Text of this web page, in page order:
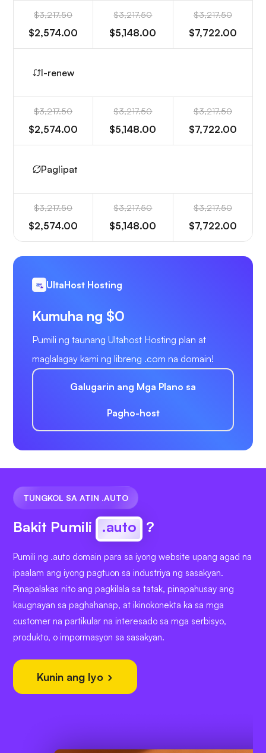
$3,217.50
$2,574.00
$3,217.50
$5,148.00
$3,217.50
$7,722.00
I-renew
$3,217.50
$2,574.00
$3,217.50
$5,148.00
$3,217.50
$7,722.00
Paglipat
$3,217.50
$2,574.00
$3,217.50
$5,148.00
$3,217.50
$7,722.00
UltaHost Hosting
Kumuha ng $0
Pumili ng taunang Ultahost Hosting plan at
maglalagay kami ng libreng .com na domain!
Galugarin ang Mga Plano sa
Pagho-host
TUNGKOL SA ATIN .AUTO
Bakit Pumili .auto ?
Pumili ng .auto domain para sa iyong website upang agad na
ipaalam ang iyong pagtuon sa industriya ng sasakyan.
Pinapalakas nito ang pagkilala sa tatak, pinapahusay ang
kaugnayan sa paghahanap, at ikinokonekta ka sa mga
customer na partikular na interesado sa mga serbisyo,
produkto, o impormasyon sa sasakyan.
Kunin ang Iyo